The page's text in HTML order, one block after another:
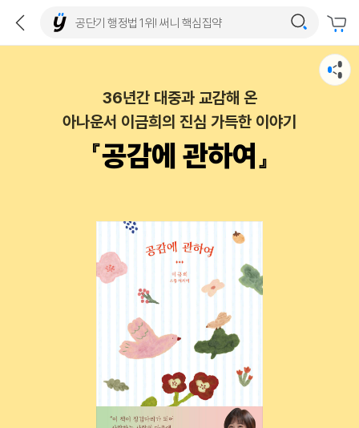
36년간 대중과 교감해 온
아나운서 이금희의 진심 가득한 이야기
『공감에 관하여』